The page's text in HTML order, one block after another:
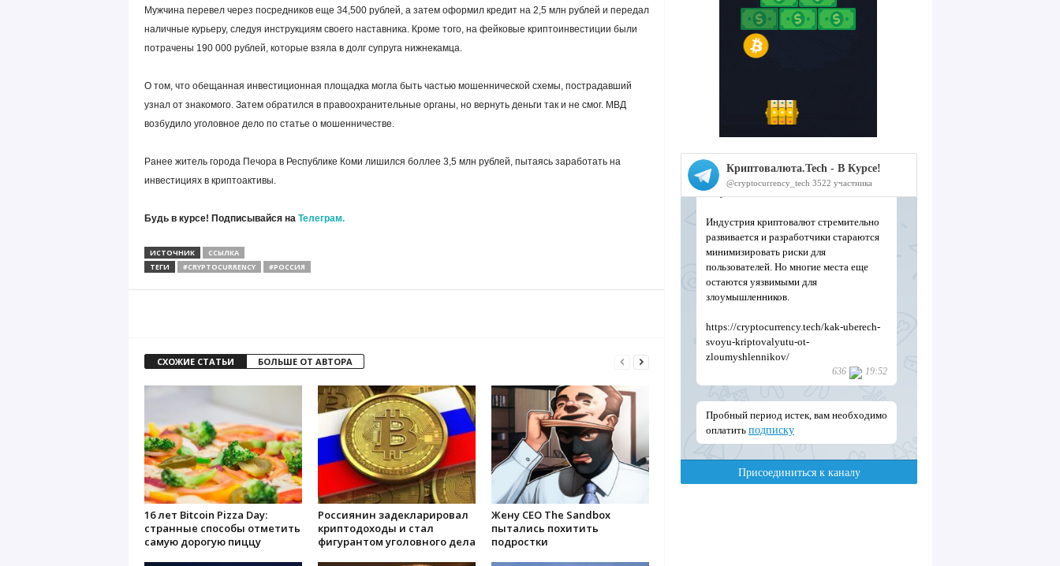
Мужчина перевел через посредников еще 34,500 рублей, а затем оформил кредит на 2,5 млн рублей и передал
наличные курьеру, следуя инструкциям своего наставника. Кроме того, на фейковые криптоинвестиции были
потрачены 190 000 рублей, которые взяла в долг супруга нижнекамца.
О том, что обещанная инвестиционная площадка могла быть частью мошеннической схемы, пострадавший
узнал от знакомого. Затем обратился в правоохранительные органы, но вернуть деньги так и не смог. МВД
возбудило уголовное дело по статье о мошенничестве.
Ранее житель города Печора в Республике Коми лишился боллее 3,5 млн рублей, пытаясь заработать на
инвестициях в криптоактивы.
Будь в курсе! Подписывайся на Телеграм.
ИСТОЧНИК
ССЫЛКА
ТЕГИ
#CRYPTOCURRENCY #РОССИЯ
СХОЖИЕ СТАТЬИ БОЛЬШЕ ОТ АВТОРА
16 лет Bitcoin Pizza Day:
странные способы отметить
самую дорогую пиццу
Россиянин задекларировал
криптодоходы и стал
фигурантом уголовного дела
Жену CEO The Sandbox
пытались похитить
подростки